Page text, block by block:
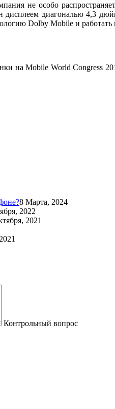
не особо
дисплеем диагональю 4,3
Dolby Mobile и
на Mobile World Congress
8 Марта, 2024
2022
2021
Контрольный вопрос